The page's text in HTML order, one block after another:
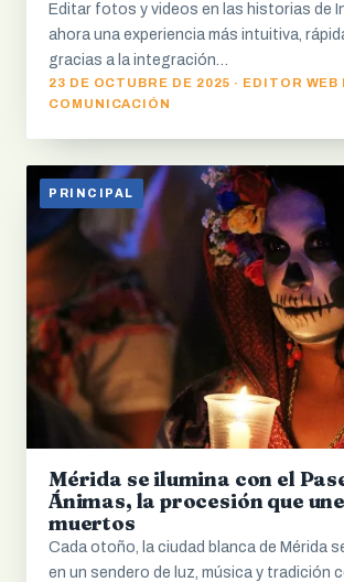
Editar fotos y videos en las historias de
ahora una experiencia más intuitiva,
gracias a la integración…
23 DE OCTUBRE DE 2025 · EDITOR WEB
COMUNICACIÓN
PRINCIPAL
Mérida se ilumina con el
Ánimas, la procesión que
muertos
Cada otoño, la ciudad blanca de Mérida
en un sendero de luz, música y tradición